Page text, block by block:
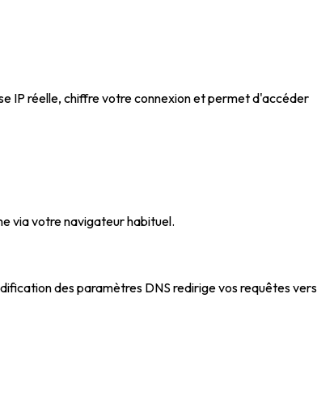
IP réelle, chiffre votre connexion et permet d'accéder
via votre navigateur habituel.
des paramètres DNS redirige vos requêtes vers